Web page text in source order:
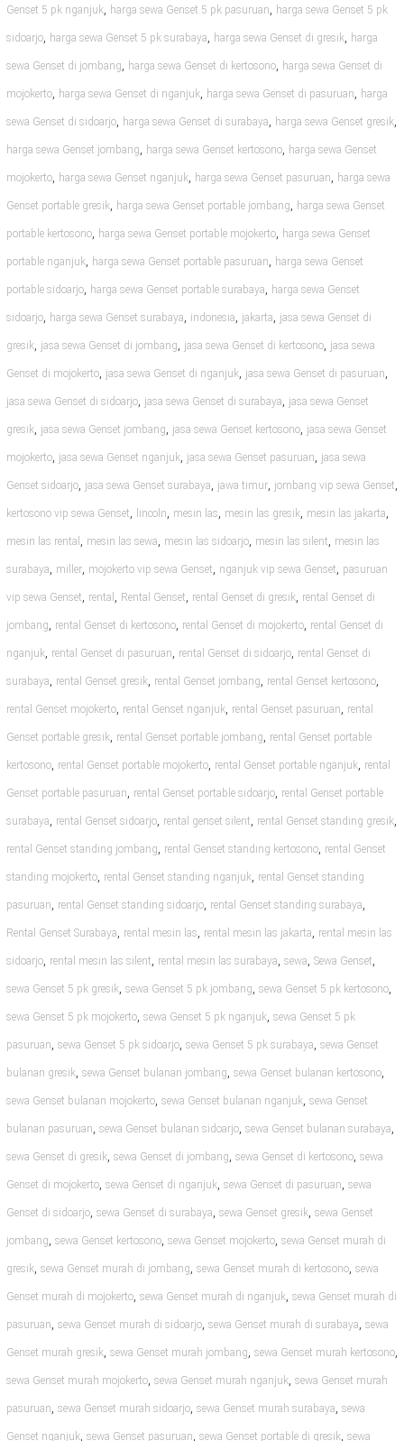
Genset 5 pk nganjuk, harga sewa Genset 5 pk pasuruan, harga sewa Genset 5 pk
sidoarjo, harga sewa Genset 5 pk surabaya, harga sewa Genset di gresik, harga
sewa Genset di jombang, harga sewa Genset di kertosono, harga sewa Genset di
mojokerto, harga sewa Genset di nganjuk, harga sewa Genset di pasuruan, harga
sewa Genset di sidoarjo, harga sewa Genset di surabaya, harga sewa Genset gresik,
harga sewa Genset jombang, harga sewa Genset kertosono, harga sewa Genset
mojokerto, harga sewa Genset nganjuk, harga sewa Genset pasuruan, harga sewa
Genset portable gresik, harga sewa Genset portable jombang, harga sewa Genset
portable kertosono, harga sewa Genset portable mojokerto, harga sewa Genset
portable nganjuk, harga sewa Genset portable pasuruan, harga sewa Genset
portable sidoarjo, harga sewa Genset portable surabaya, harga sewa Genset
sidoarjo, harga sewa Genset surabaya, indonesia, jakarta, jasa sewa Genset di
gresik, jasa sewa Genset di jombang, jasa sewa Genset di kertosono, jasa sewa
Genset di mojokerto, jasa sewa Genset di nganjuk, jasa sewa Genset di pasuruan,
jasa sewa Genset di sidoarjo, jasa sewa Genset di surabaya, jasa sewa Genset
gresik, jasa sewa Genset jombang, jasa sewa Genset kertosono, jasa sewa Genset
mojokerto, jasa sewa Genset nganjuk, jasa sewa Genset pasuruan, jasa sewa
Genset sidoarjo, jasa sewa Genset surabaya, jawa timur, jombang vip sewa Genset,
kertosono vip sewa Genset, lincoln, mesin las, mesin las gresik, mesin las jakarta,
mesin las rental , mesin las sewa, mesin las sidoarjo, mesin las silent, mesin las
surabaya, miller, mojokerto vip sewa Genset, nganjuk vip sewa Genset, pasuruan
vip sewa Genset, rental , Rental Genset, rental Genset di gresik, rental Genset di
jombang, rental Genset di kertosono, rental Genset di mojokerto, rental Genset di
nganjuk, rental Genset di pasuruan, rental Genset di sidoarjo, rental Genset di
surabaya, rental Genset gresik, rental Genset jombang, rental Genset kertosono,
rental Genset mojokerto, rental Genset nganjuk, rental Genset pasuruan, rental
Genset portable gresik, rental Genset portable jombang, rental Genset portable
kertosono, rental Genset portable mojokerto, rental Genset portable nganjuk, rental
Genset portable pasuruan, rental Genset portable sidoarjo, rental Genset portable
surabaya, rental Genset sidoarjo, rental genset silent, rental Genset standing gresik,
rental Genset standing jombang, rental Genset standing kertosono, rental Genset
standing mojokerto, rental Genset standing nganjuk, rental Genset standing
pasuruan, rental Genset standing sidoarjo, rental Genset standing surabaya,
Rental Genset Surabaya, rental mesin las, rental mesin las jakarta, rental mesin las
sidoarjo, rental mesin las silent, rental mesin las surabaya, sewa, Sewa Genset,
sewa Genset 5 pk gresik, sewa Genset 5 pk jombang, sewa Genset 5 pk kertosono,
sewa Genset 5 pk mojokerto, sewa Genset 5 pk nganjuk, sewa Genset 5 pk
pasuruan, sewa Genset 5 pk sidoarjo, sewa Genset 5 pk surabaya, sewa Genset
bulanan gresik, sewa Genset bulanan jombang, sewa Genset bulanan kertosono,
sewa Genset bulanan mojokerto, sewa Genset bulanan nganjuk, sewa Genset
bulanan pasuruan, sewa Genset bulanan sidoarjo, sewa Genset bulanan surabaya,
sewa Genset di gresik, sewa Genset di jombang, sewa Genset di kertosono, sewa
Genset di mojokerto, sewa Genset di nganjuk, sewa Genset di pasuruan, sewa
Genset di sidoarjo, sewa Genset di surabaya, sewa Genset gresik, sewa Genset
jombang, sewa Genset kertosono, sewa Genset mojokerto, sewa Genset murah di
gresik, sewa Genset murah di jombang, sewa Genset murah di kertosono, sewa
Genset murah di mojokerto, sewa Genset murah di nganjuk, sewa Genset murah di
pasuruan, sewa Genset murah di sidoarjo, sewa Genset murah di surabaya, sewa
Genset murah gresik, sewa Genset murah jombang, sewa Genset murah kertosono,
sewa Genset murah mojokerto, sewa Genset murah nganjuk, sewa Genset murah
pasuruan, sewa Genset murah sidoarjo, sewa Genset murah surabaya, sewa
Genset nganjuk, sewa Genset pasuruan, sewa Genset portable di gresik, sewa